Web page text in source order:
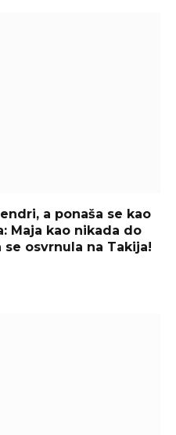
a ponaša se kao
Maja kao nikada do
osvrnula na Takija!